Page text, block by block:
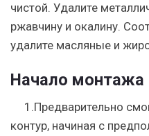
чистой. Удалите
ржавчину и окалину.
удалите масляные и
Начало монтажа
1.Предварительно
контур, начиная с